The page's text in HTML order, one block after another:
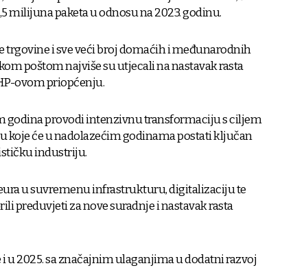
milijuna paketa u odnosu na 2023. godinu.
trgovine i sve veći broj domaćih i međunarodnih
poštom najviše su utjecali na nastavak rasta
ovom priopćenju.
godina provodi intenzivnu transformaciju s ciljem
koje će u nadolazećim godinama postati ključan
industriju.
u suvremenu infrastrukturu, digitalizaciju te
preduvjeti za nove suradnje i nastavak rasta
u 2025. sa značajnim ulaganjima u dodatni razvoj